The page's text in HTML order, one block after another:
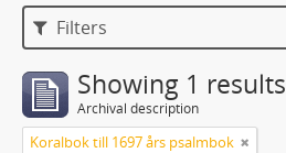
Filters
Showing 1 results
Archival description
Koralbok till 1697 års psalmbok